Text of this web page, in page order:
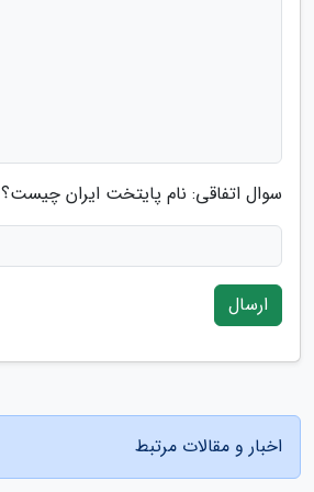
سوال اتفاقی: نام پایتخت ایران چیست؟
ارسال
اخبار و مقالات مرتبط